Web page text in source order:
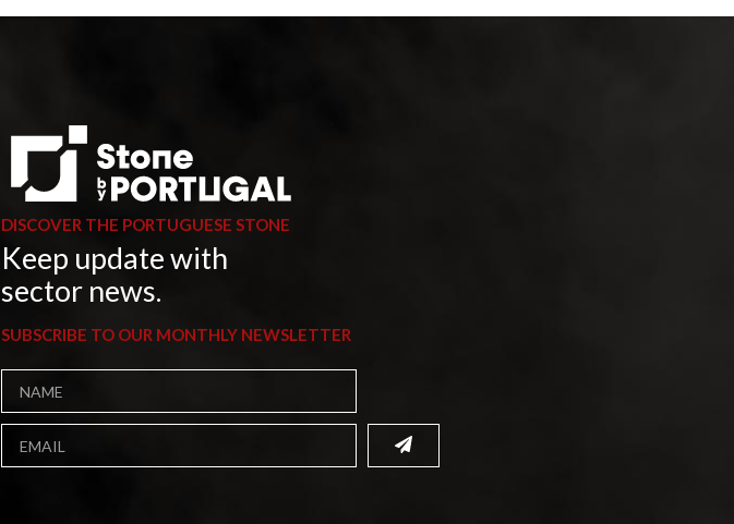
DISCOVER THE PORTUGUESE STONE
Keep update with
sector news.
SUBSCRIBE TO OUR MONTHLY NEWSLETTER